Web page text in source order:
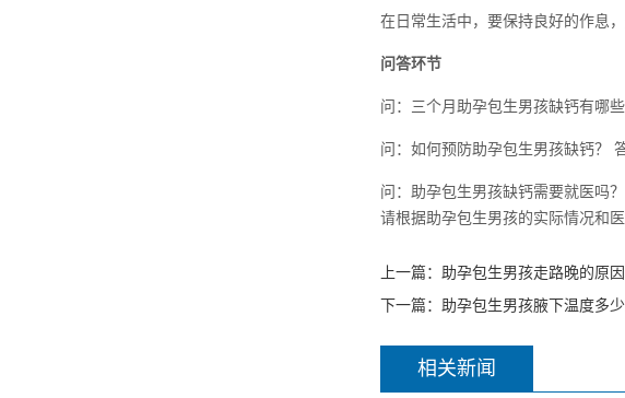
在日常生活中，要保持良好的作息
问答环节
问：三个月助孕包生男孩缺钙有哪
问：如何预防助孕包生男孩缺钙？
问：助孕包生男孩缺钙需要就医吗
请根据助孕包生男孩的实际情况和
上一篇：
助孕包生男孩走路晚的原因
下一篇：
助孕包生男孩腋下温度多
相关新闻